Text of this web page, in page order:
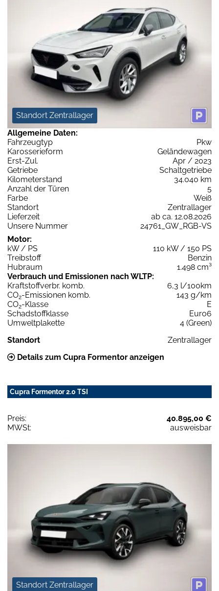
Standort Zentrallager
Allgemeine Daten:
Fahrzeugtyp
Pkw
Karosserieform
Geländewagen
Erst-Zul.
Apr / 2023
Getriebe
Schaltgetriebe
Kilometerstand
34.040 km
Anzahl der Türen
5
Farbe
Weiß
Standort
Zentrallager
Lieferzeit
ab ca. 12.08.2026
Unsere Nummer
24761_GW_RGB-VS
Motor:
kW / PS
110 kW / 150 PS
Treibstoff
Benzin
Hubraum
1.498 cm³
Verbrauch und Emissionen nach WLTP:
Kraftstoffverbr. komb.
6,3 l/100km
CO2-Emissionen komb.
143 g/km
CO2-Klasse
E
Schadstoffklasse
Euro6
Umweltplakette
4 (Green)
Standort
Zentrallager
Details zum Cupra Formentor anzeigen
Cupra Formentor 2.0 TSI
Preis:
40.895,00 €
MWSt:
ausweisbar
Standort Zentrallager